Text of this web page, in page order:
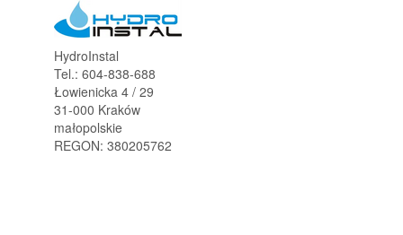
HydroInstal
Tel.: 604-838-688
Łowienicka 4 / 29
31-000 Kraków
małopolskie
REGON: 380205762